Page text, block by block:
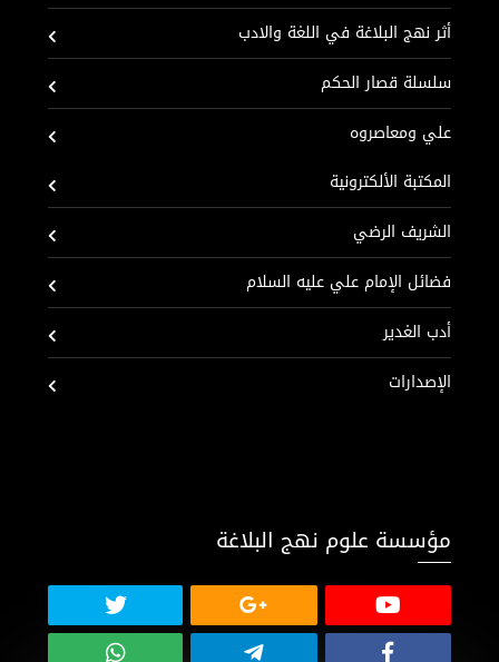
أثر نهج البلاغة في اللغة والادب
سلسلة قصار الحكم
علي ومعاصروه
المكتبة الألكترونية
الشريف الرضي
فضائل الإمام علي عليه السلام
أدب الغدير
الإصدارات
مؤسسة علوم نهج البلاغة